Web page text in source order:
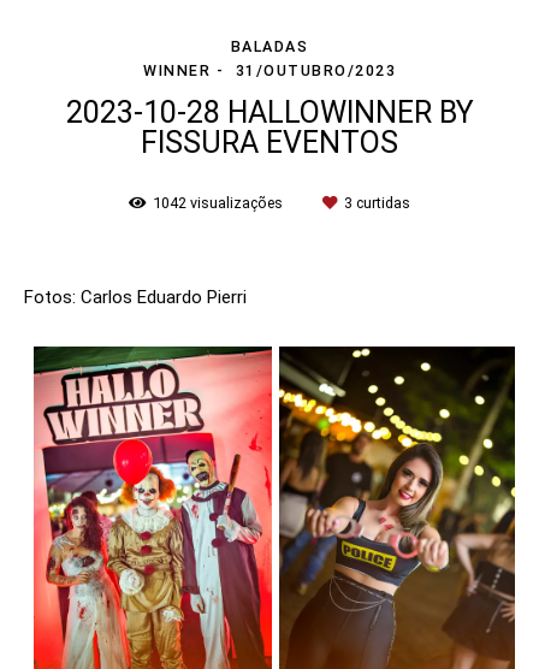
BALADAS
WINNER
31/OUTUBRO/2023
2023-10-28 HALLOWINNER BY
FISSURA EVENTOS
1042 visualizações 3 curtidas
Fotos: Carlos Eduardo Pierri